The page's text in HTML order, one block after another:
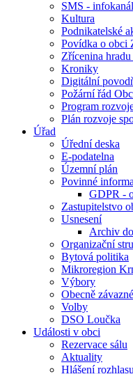
SMS -
Kultura
Podnikatelské
Povídka o obci
Zřícenina
Kroniky
Digitální
Požární řád
Program
Plán rozvoje
Úřad
Úřední deska
E-podatelna
Územní plán
Povinné
GDPR -
Zastupitelstvo
Usnesení
Archiv
Organizační
Bytová politika
Mikroregion
Výbory
Obecně
Volby
DSO Loučka
Události v obci
Rezervace sálu
Aktuality
Hlášení rozhlasu